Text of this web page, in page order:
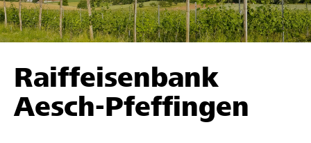
Unterstützen
Hilfe & Support
Projekte und Organisationen finden
Raiffeisenbank
Aesch-Pfeffingen